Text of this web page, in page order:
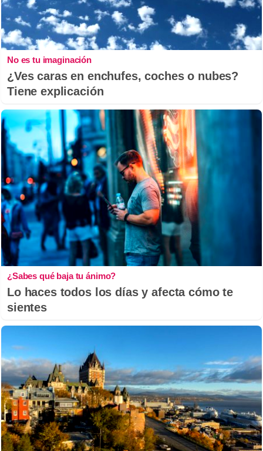
No es tu imaginación
¿Ves caras en enchufes, coches o nubes?
Tiene explicación
¿Sabes qué baja tu ánimo?
Lo haces todos los días y afecta cómo te
sientes